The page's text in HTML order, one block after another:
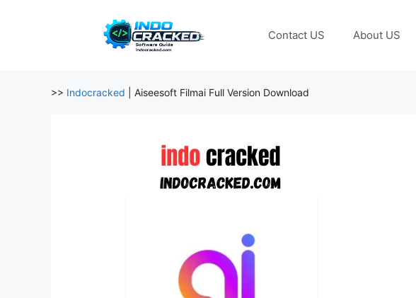
Contact US About US
>> Indocracked Aiseesoft Filmai Full Version Download